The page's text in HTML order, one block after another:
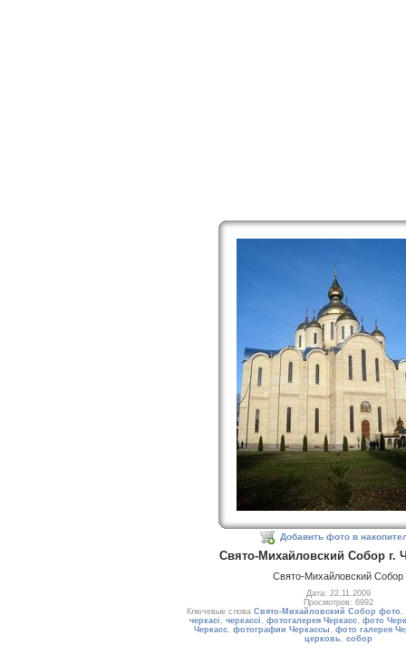
Добавить фото в
Свято-Михайловский Собор г.
Свято-Михайловский Собор
Дата: 22.11.2009
Просмотров: 6992
Ключевые слова Свято-Михайловский Собор фото ,
черкасі , черкассі , фотогалерея Черкасс, фото
Черкасс, фотографии Черкассы , фото галерея
церковь , собор